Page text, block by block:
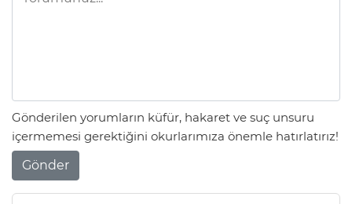
Gönderilen yorumların küfür, hakaret ve suç unsuru
içermemesi gerektiğini okurlarımıza önemle hatırlatırız!
Gönder